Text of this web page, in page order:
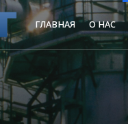
ГЛАВНАЯ О НАС